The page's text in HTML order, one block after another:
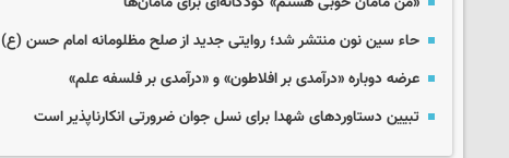
حاء سین نون منتشر شد؛ روایتی جدید از صلح مظلومانه امام حسن (ع)
عرضه دوباره «درآمدی بر افلاطون» و «درآمدی بر فلسفه علم»
تبیین دستاوردهای شهدا برای نسل جوان ضرورتی انکارناپذیر است